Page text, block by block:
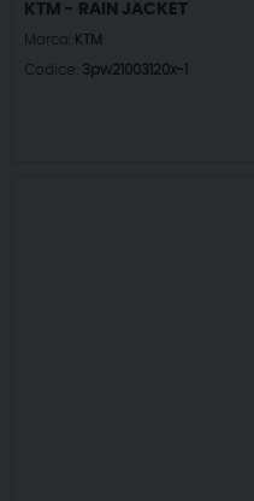
KTM - RAIN JACKET
Marca: KTM
Codice: 3pw21003120x-1